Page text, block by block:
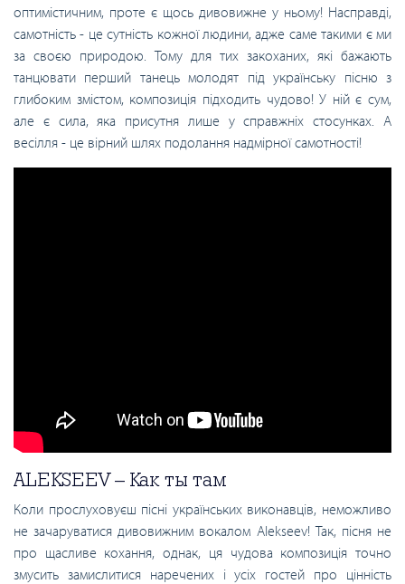
оптимістичним, проте є щось дивовижне у ньому! Насправді,
самотність - це сутність кожної людини, адже саме такими є ми
за своєю природою. Тому для тих закоханих, які бажають
танцювати перший танець молодят під українську пісню з
глибоким змістом, композиція підходить чудово! У ній є сум,
але є сила, яка присутня лише у справжніх стосунках. А
весілля - це вірний шлях подолання надмірної самотності!
ALEKSEEV – Как ты там
Коли прослуховуєш пісні українських виконавців, неможливо
не зачаруватися дивовижним вокалом Alekseev! Так, пісня не
про щасливе кохання, однак, ця чудова композиція точно
змусить замислитися наречених і усіх гостей про цінність